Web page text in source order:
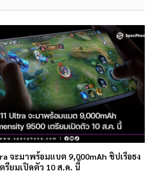
จะมาพร้อมแบต 9,000mAh ชิปเรือธง
รียมเปิดตัว 10 ส.ค. นี้